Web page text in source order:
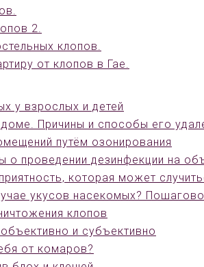
2.
клопов.
от клопов в Гае.
у взрослых и детей
Причины и способы его
путём озонирования
о проведении дезинфекции на
которая может
укусов насекомых?
клопов
и субъективно
от комаров?